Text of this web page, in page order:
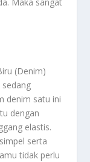
(Denim)
denim satu ini
dengan
elastis.
serta
tidak perlu